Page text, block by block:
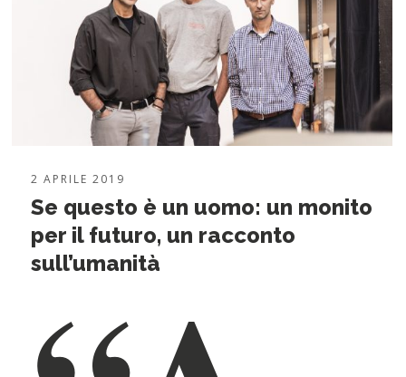
2 APRILE 2019
Se questo è un uomo: un monito
per il futuro, un racconto
sull’umanità